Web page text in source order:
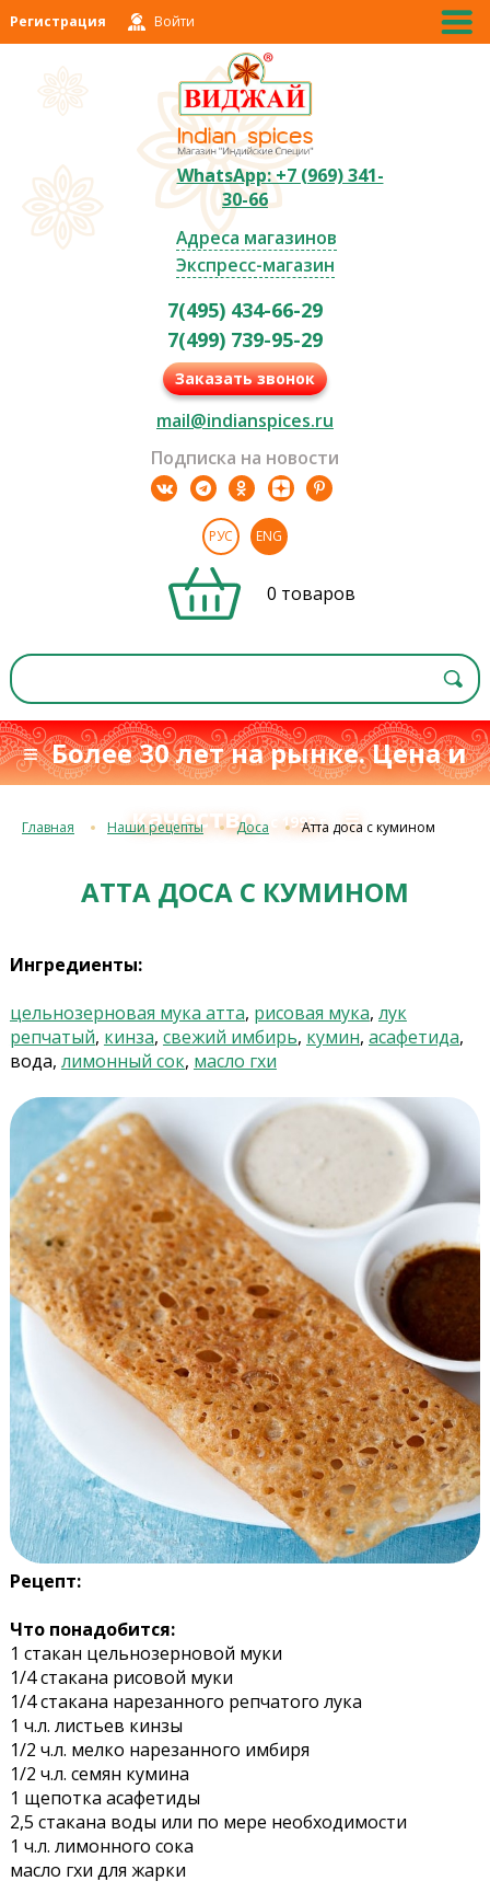
Регистрация Войти
WhatsApp: +7 (969) 341-
30-66
Адреса магазинов
Экспресс-магазин
7(495) 434-66-29
7(499) 739-95-29
Заказать звонок
mail@indianspices.ru
Подписка на новости
РУС ENG
0 товаров
≡ Более 30 лет на рынке. Цена и
качество с 1993 г. ≡
Главная Наши рецепты Доса Атта доса с кумином
АТТА ДОСА С КУМИНОМ
Ингредиенты:
цельнозерновая мука атта, рисовая мука, лук
репчатый, кинза, свежий имбирь, кумин, асафетида,
вода, лимонный сок, масло гхи
Рецепт:
Что понадобится:
1 стакан цельнозерновой муки
1/4 стакана рисовой муки
1/4 стакана нарезанного репчатого лука
1 ч.л. листьев кинзы
1/2 ч.л. мелко нарезанного имбиря
1/2 ч.л. семян кумина
1 щепотка асафетиды
2,5 стакана воды или по мере необходимости
1 ч.л. лимонного сока
масло гхи для жарки